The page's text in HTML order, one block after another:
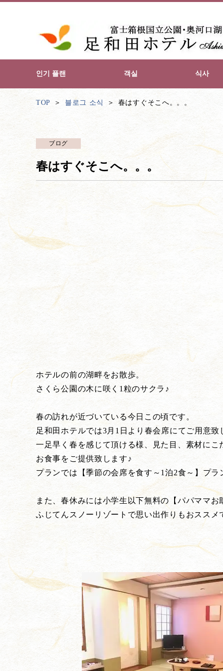
인기 플랜 객실 식사
TOP 블로그 소식 春はすぐそこへ。。。
ブログ
春はすぐそこへ。。。
ホテルの前の湖畔をお散歩。
さくら公園の木に咲く1粒のサクラ♪
春の訪れが近づいている今日この頃です。
足和田ホテルでは3月1日より春会席にてご用意致
一足早く春を感じて頂ける様、見た目、素材にこ
お食事をご提供致します♪
プランでは【季節の会席を食す～1泊2食～】プラ
また、春休みには小学生以下無料の【パパママお
ふじてんスノーリゾートで思い出作りもおススメ